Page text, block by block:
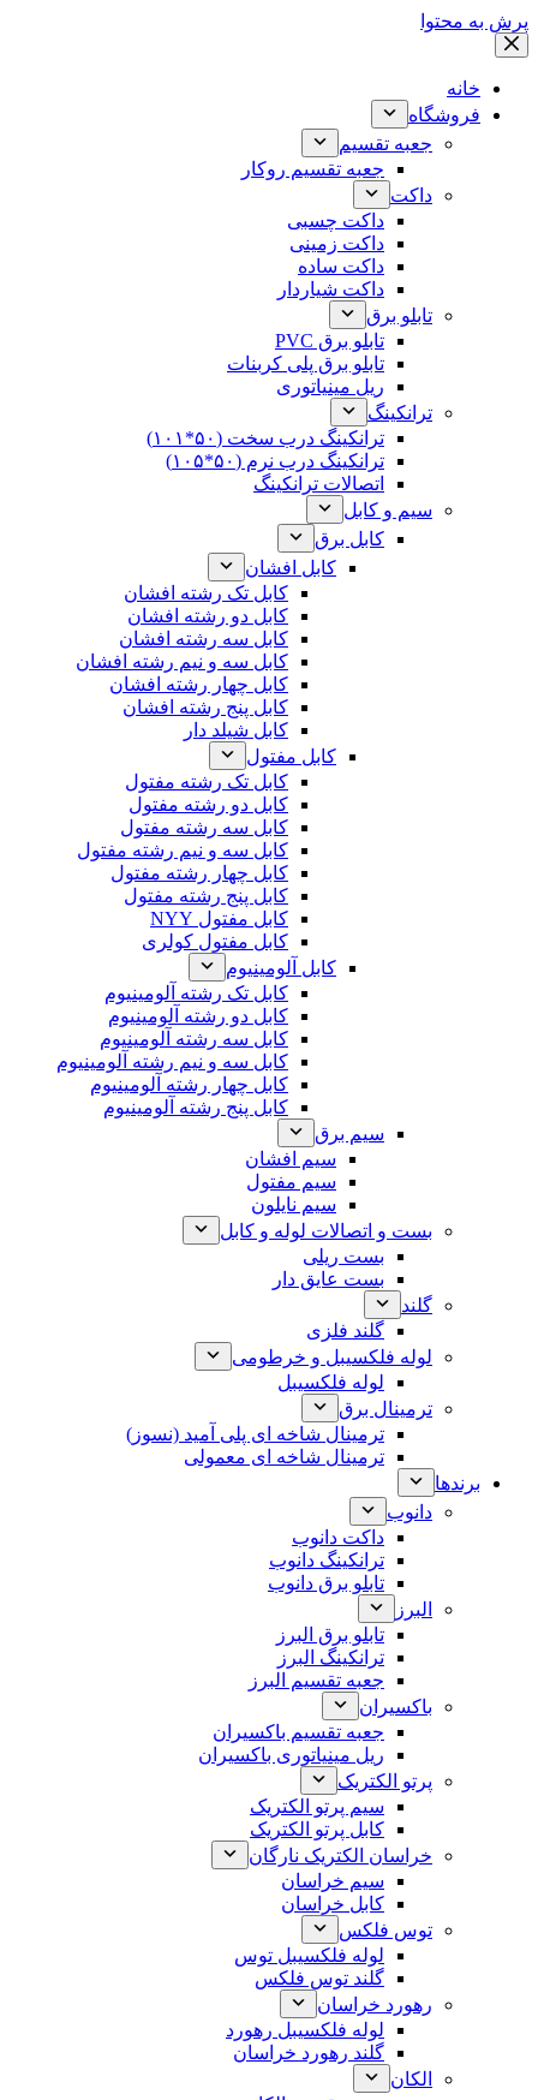
پرش به محتوا
خانه
فروشگاه
جعبه تقسیم
جعبه تقسیم روکار
داکت
داکت چسبی
داکت زمینی
داکت ساده
داکت شیاردار
تابلو برق
تابلو برق PVC
تابلو برق پلی کربنات
ریل مینیاتوری
ترانکینگ
ترانکینگ درب سخت (۵۰*۱۰۱)
ترانکینگ درب نرم (۵۰*۱۰۵)
اتصالات ترانکینگ
سیم و کابل
کابل برق
کابل افشان
کابل تک رشته افشان
کابل دو رشته افشان
کابل سه رشته افشان
کابل سه و نیم رشته افشان
کابل چهار رشته افشان
کابل پنج رشته افشان
کابل شیلد دار
کابل مفتول
کابل تک رشته مفتول
کابل دو رشته مفتول
کابل سه رشته مفتول
کابل سه و نیم رشته مفتول
کابل چهار رشته مفتول
کابل پنج رشته مفتول
کابل مفتول NYY
کابل مفتول کولری
کابل آلومینیوم
کابل تک رشته آلومینیوم
کابل دو رشته آلومینیوم
کابل سه رشته آلومینیوم
کابل سه و نیم رشته آلومینیوم
کابل چهار رشته آلومینیوم
کابل پنج رشته آلومینیوم
سیم برق
سیم افشان
سیم مفتول
سیم نایلون
بست و اتصالات لوله و کابل
بست ریلی
بست عایق دار
گلند
گلند فلزی
لوله فلکسیبل و خرطومی
لوله فلکسیبل
ترمینال برق
ترمینال شاخه ای پلی آمید (نسوز)
ترمینال شاخه ای معمولی
برندها
دانوب
داکت دانوب
ترانکینگ دانوب
تابلو برق دانوب
البرز
تابلو برق البرز
ترانکینگ البرز
جعبه تقسیم البرز
باکسیران
جعبه تقسیم باکسیران
ریل مینیاتوری باکسیران
پرتو الکتریک
سیم پرتو الکتریک
کابل پرتو الکتریک
خراسان الکتریک نارگان
سیم خراسان
کابل خراسان
توس فلکس
لوله فلکسیبل توس
گلند توس فلکس
رهورد خراسان
لوله فلکسیبل رهورد
گلند رهورد خراسان
الکان